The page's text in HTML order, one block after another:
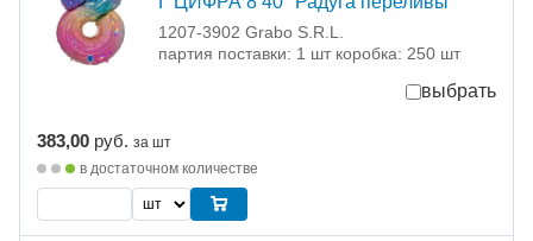
1207-3902 Grabo S.R.L.
партия поставки: 1 шт коробка: 250 шт
выбрать
383,00 руб. за шт
в достаточном количестве